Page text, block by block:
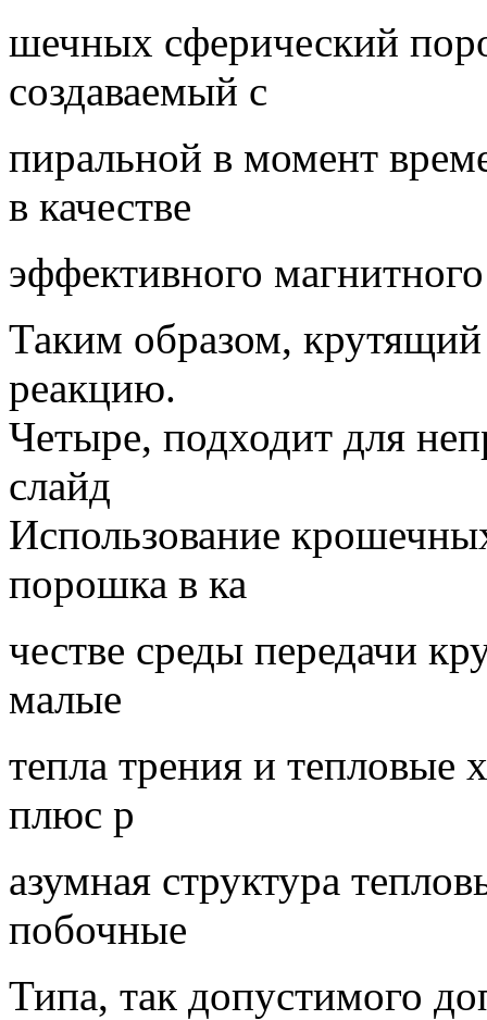
шечных сферический
создаваемый с
пиральной в момент
в качестве
эффективного
Таким образом,
реакцию.
Четыре, подходит для
слайд
Использование
порошка в ка
честве среды передачи
малые
тепла трения и тепловые
плюс р
азумная структура
побочные
Типа, так допустимого